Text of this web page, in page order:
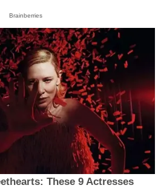
Brainberries
These 9 Actresses